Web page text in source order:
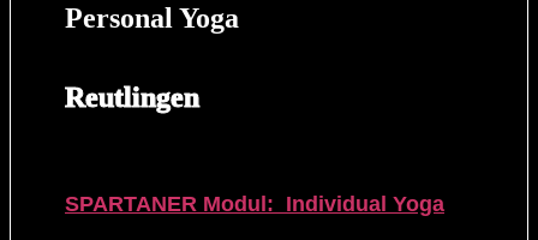
Personal Yoga
Reutlingen
SPARTANER Modul: Individual Yoga